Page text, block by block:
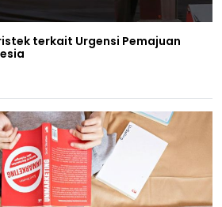
terkait Urgensi Pemajuan